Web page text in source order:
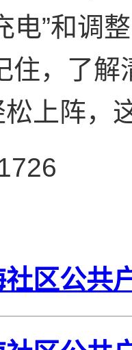
电”和调
住，了
上阵，
社区公共